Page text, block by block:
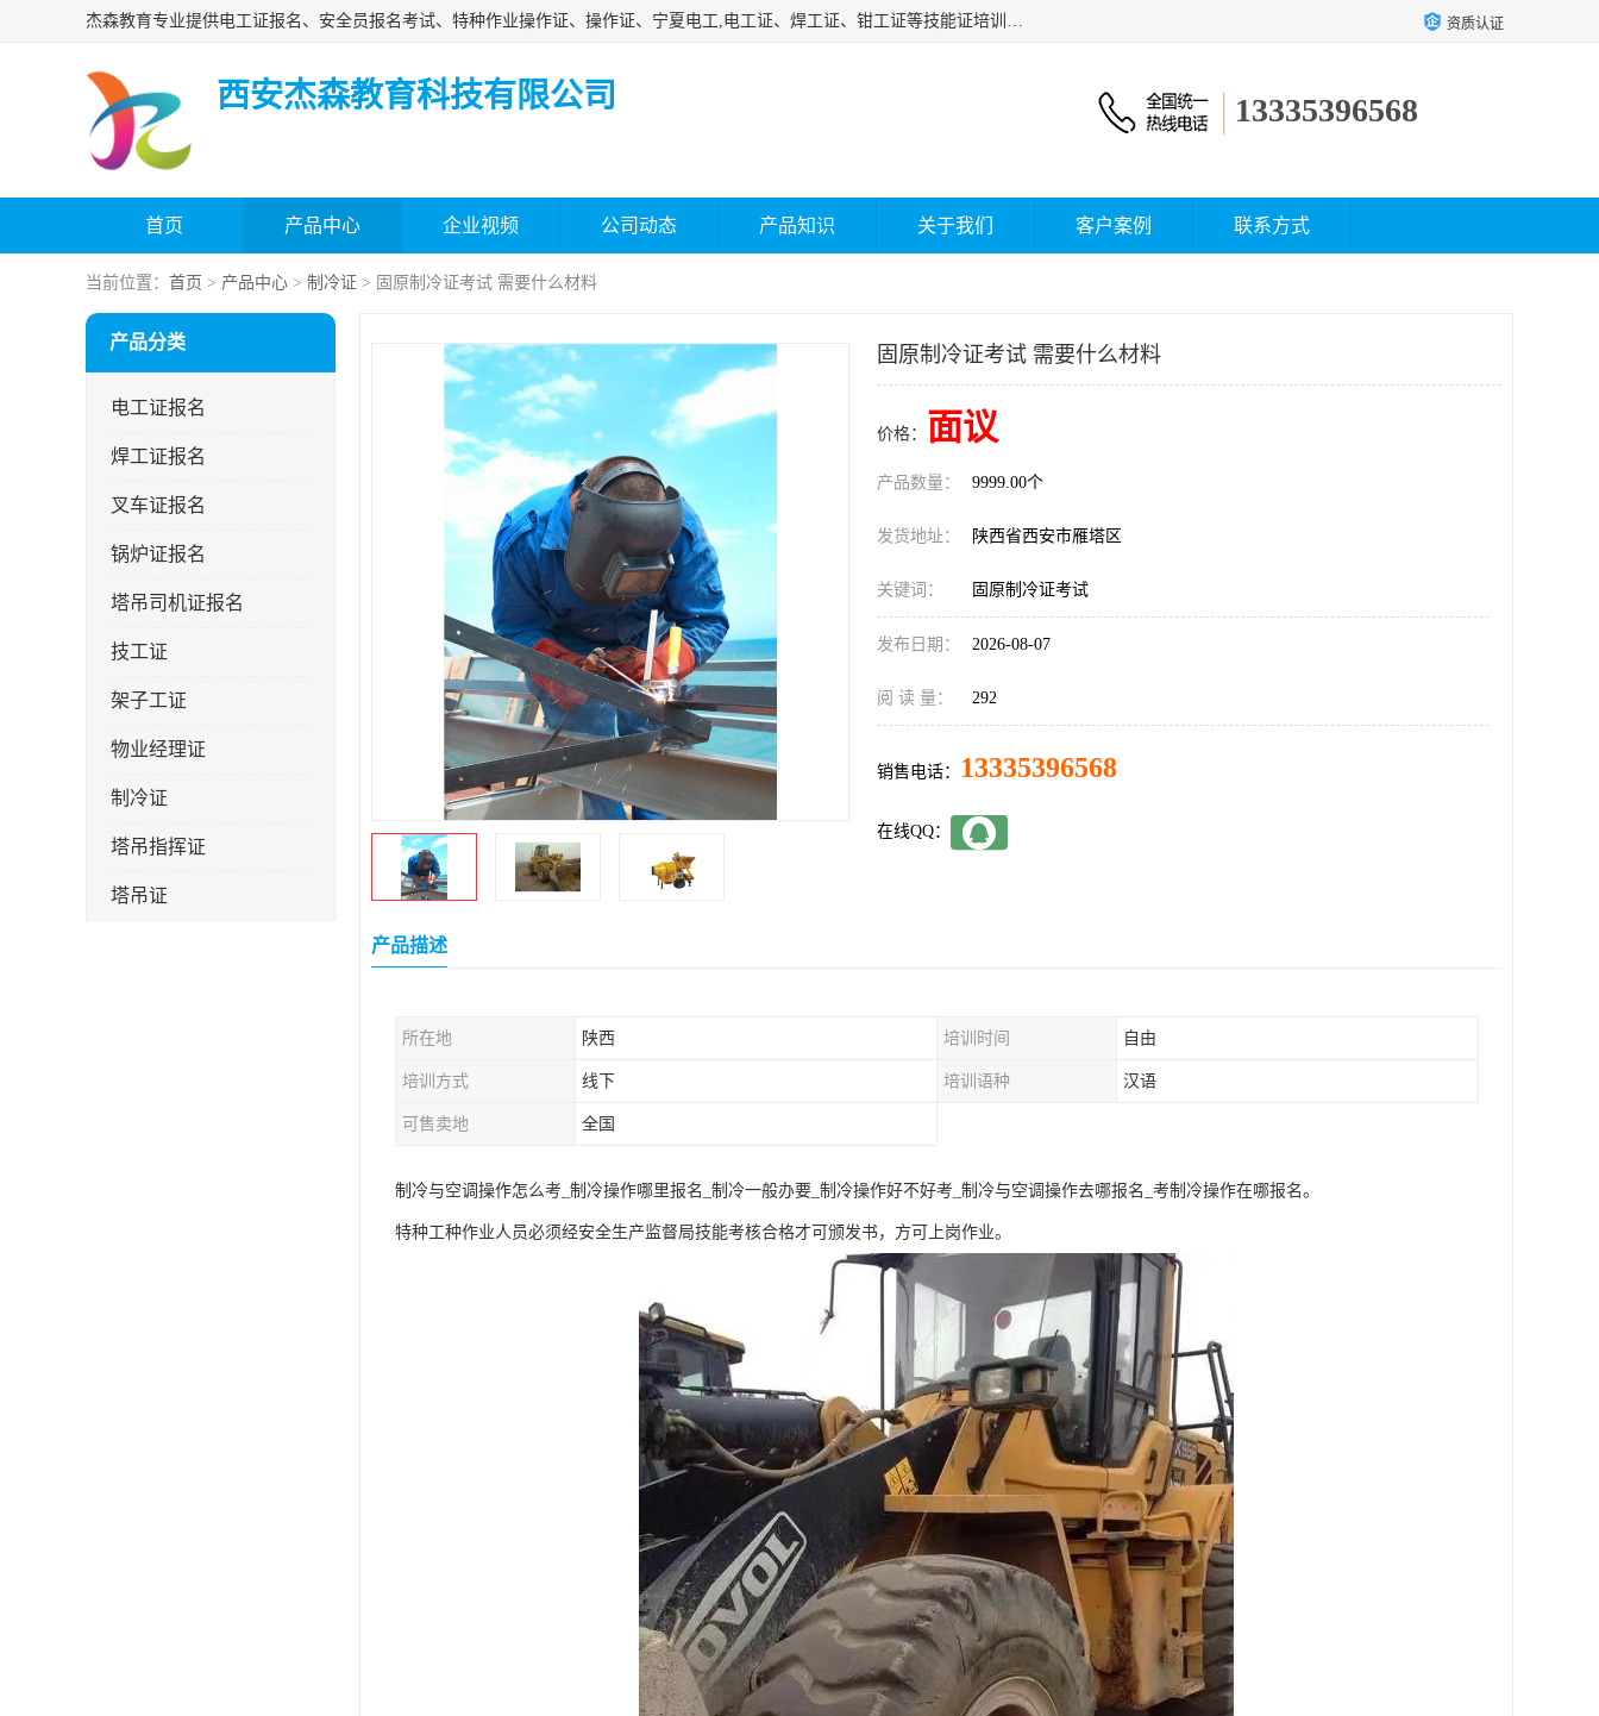
杰森教育专业提供电工证报名、安全员报名考试、特种作业操作证、操作证、宁夏电工,电工证、焊工证、钳工证等技能证培训课程。 资质认证
西安杰森教育科技有限公司 13335396568
首页 产品中心 企业视频 公司动态 产品知识 关于我们 客户案例 联系方式
当前位置： 首页 > 产品中心 > 制冷证 > 固原制冷证考试 需要什么材料
产品分类
电工证报名
焊工证报名
叉车证报名
锅炉证报名
塔吊司机证报名
技工证
架子工证
物业经理证
制冷证
塔吊指挥证
塔吊证
固原制冷证考试 需要什么材料
价格： 面议
产品数量： 9999.00个
发货地址： 陕西省西安市雁塔区
关键词： 固原制冷证考试
发布日期： 2026-08-07
阅 读 量： 292
销售电话： 13335396568
在线QQ：
产品描述
所在地 陕西 培训时间 自由
培训方式 线下 培训语种 汉语
可售卖地 全国
制冷与空调操作怎么考_制冷操作哪里报名_制冷一般办要_制冷操作好不好考_制冷与空调操作去哪报名_考制冷操作在哪报名。
特种工种作业人员必须经安全生产监督局技能考核合格才可颁发书，方可上岗作业。